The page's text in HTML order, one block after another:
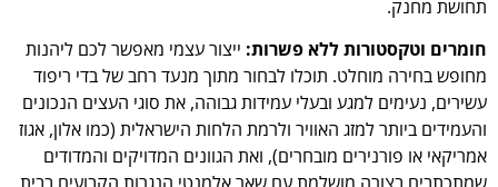
תחושת מחנק.
חומרים וטקסטורות ללא פשרות: ייצור עצמי מאפשר לכם ליהנות
מחופש בחירה מוחלט. תוכלו לבחור מתוך מנעד רחב של בדי ריפוד
עשירים, נעימים למגע ובעלי עמידות גבוהה, את סוגי העצים הנכונים
והעמידים ביותר למזג האוויר ולרמת הלחות הישראלית (כמו אלון, אגוז
אמריקאי או פורנירים מובחרים), ואת הגוונים המדויקים והמדודים